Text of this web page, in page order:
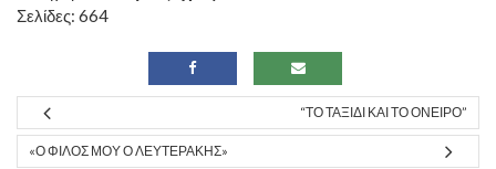
Σελίδες: 664
“ΤΟ ΤΑΞΊΔΙ ΚΑΙ ΤΟ ΌΝΕΙΡΟ”
«Ο ΦΊΛΟΣ ΜΟΥ Ο ΛΕΥΤΕΡΆΚΗΣ»